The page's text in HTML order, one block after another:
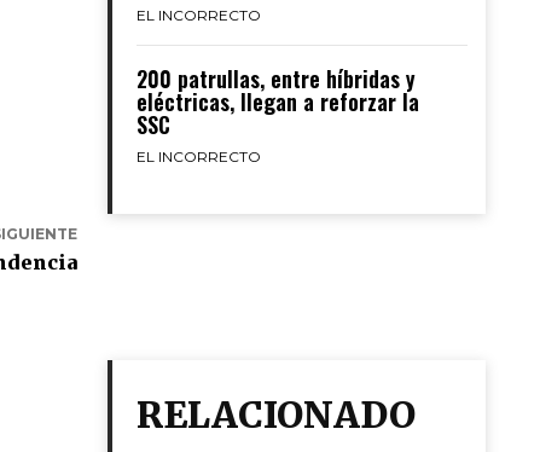
EL INCORRECTO
200 patrullas, entre híbridas y
eléctricas, llegan a reforzar la
SSC
EL INCORRECTO
RELACIONADO